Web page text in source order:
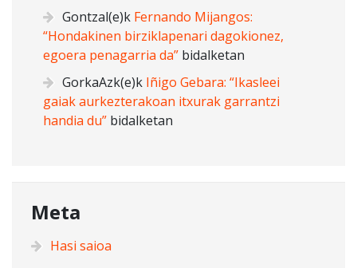
Gontzal(e)k Fernando Mijangos:
“Hondakinen birziklapenari dagokionez,
egoera penagarria da” bidalketan
GorkaAzk(e)k Iñigo Gebara: “Ikasleei
gaiak aurkezterakoan itxurak garrantzi
handia du” bidalketan
Meta
Hasi saioa